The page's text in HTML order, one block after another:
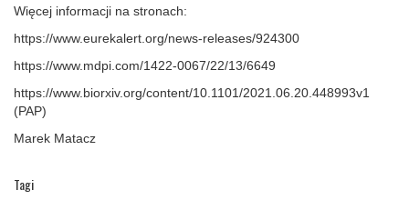
Więcej informacji na stronach:
https://www.eurekalert.org/news-releases/924300
https://www.mdpi.com/1422-0067/22/13/6649
https://www.biorxiv.org/content/10.1101/2021.06.20.448993v1
(PAP)
Marek Matacz
Tagi